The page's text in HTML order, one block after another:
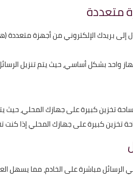
إلى بريدك الإلكتروني من أجهزة
واحد بشكل أساسي، حيث يتم تنزيل
تخزين كبيرة على جهازك المحلي، حيث
تخزين كبيرة على جهازك المحلي إذا كنت
الرسائل مباشرة على الخادم، مما يسهل